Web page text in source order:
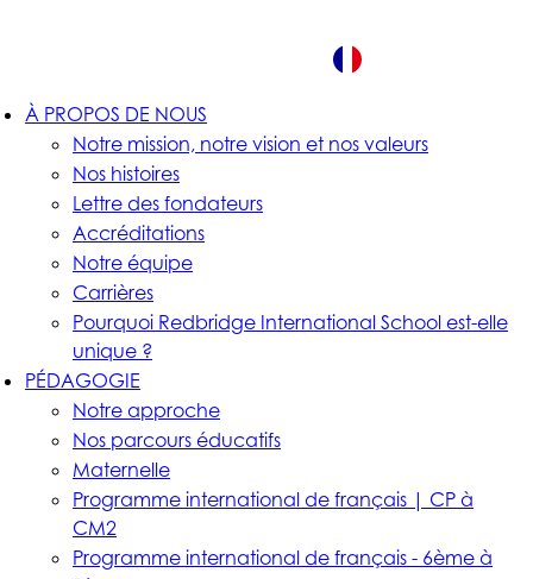
À PROPOS DE NOUS
Notre mission, notre vision et nos valeurs
Nos histoires
Lettre des fondateurs
Accréditations
Notre équipe
Carrières
Pourquoi Redbridge International School est-elle
unique ?
PÉDAGOGIE
Notre approche
Nos parcours éducatifs
Maternelle
Programme international de français | CP à
CM2
Programme international de français - 6ème à